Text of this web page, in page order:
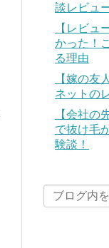
談レビュ
【レビュ
かった！
る理由
【嫁の友
ネットの
【会社の
で抜け毛
験談！